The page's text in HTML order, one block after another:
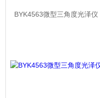
BYK4563微型三角度光泽仪